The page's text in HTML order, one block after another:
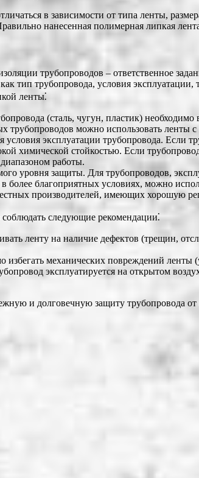
в зависимости от типа ленты,
нанесенная полимерная липкая
трубопроводов – ответственное
тип трубопровода, условия
ленты⁚
(сталь, чугун, пластик)
трубопроводов можно использовать ленты с
эксплуатации трубопровода. Если
химической стойкостью. Если
работы.
уровня защиты. Для трубопроводов,
благоприятных условиях, можно
производителей, имеющих хорошую
следующие рекомендации⁚
ленту на наличие дефектов (трещин,
избегать механических повреждений ленты
эксплуатируется на открытом
и долговечную защиту трубопровода